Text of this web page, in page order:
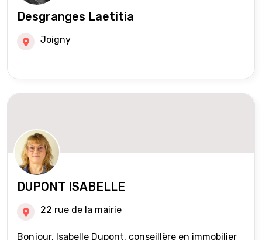
Desgranges Laetitia
Joigny
DUPONT ISABELLE
22 rue de la mairie
Bonjour, Isabelle Dupont, conseillère en immobilier